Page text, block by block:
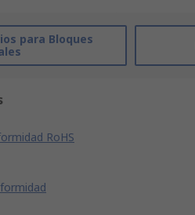
para Bloques
RoHS